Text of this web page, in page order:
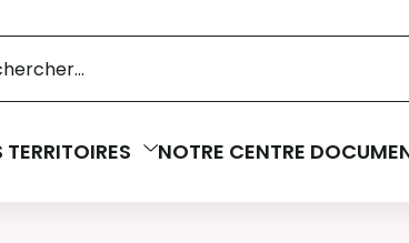
TERRITOIRES NOTRE CENTRE